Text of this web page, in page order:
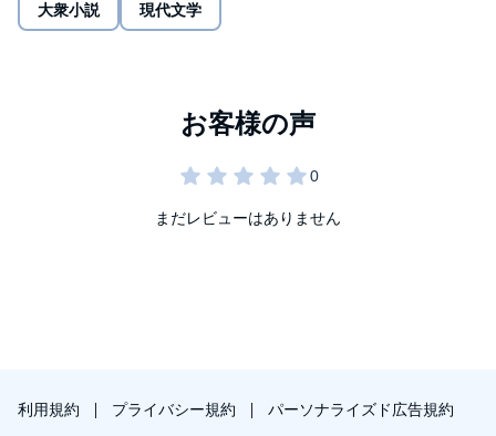
大衆小説 現代文学
まだレビューはありません
利用規約 プライバシー規約 パーソナライズド広告規約